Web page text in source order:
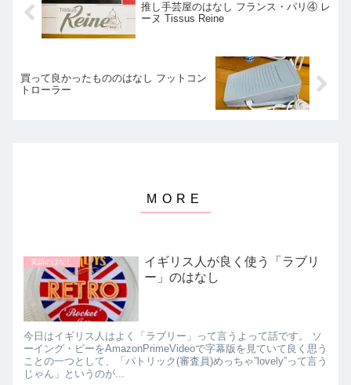
推し手芸屋のはなし フランス・パリ④ レ
ーヌ Tissus Reine
買って良かったもののはなし フットコン
トローラー
英語のはなし
イギリス人が良く使う「ラブリ
ー」のはなし
今日はイギリス人はよく「ラブリー」って言うよって話です。 ソ
ーイング・ビーをAmazonPrimeVideoで字幕版を見ていて良く思う
ことの一つとして、「パトリック(審査員)めっちゃ”lovely”って言う
じゃん」というのが...